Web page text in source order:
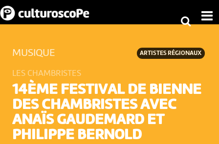
ARTISTES RÉGIONAUX
MUSIQUE
LES CHAMBRISTES
14ÈME FESTIVAL DE BIENNE
DES CHAMBRISTES AVEC
ANAÏS GAUDEMARD ET
PHILIPPE BERNOLD